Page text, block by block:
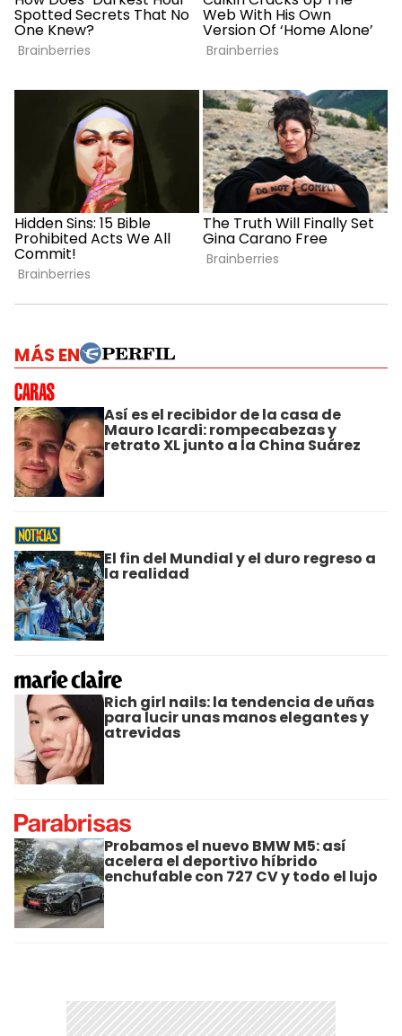
MÁS EN
Así es el recibidor de la casa de
Mauro Icardi: rompecabezas y
retrato XL junto a la China Suárez
El fin del Mundial y el duro regreso a
la realidad
Rich girl nails: la tendencia de uñas
para lucir unas manos elegantes y
atrevidas
Probamos el nuevo BMW M5: así
acelera el deportivo híbrido
enchufable con 727 CV y todo el lujo